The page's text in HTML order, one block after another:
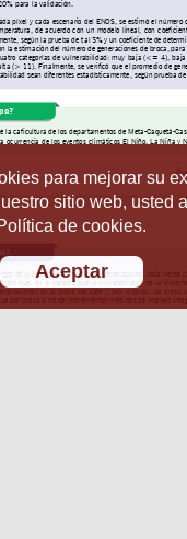
para mejorar su
sitio web, usted
de cookies.
Aceptar